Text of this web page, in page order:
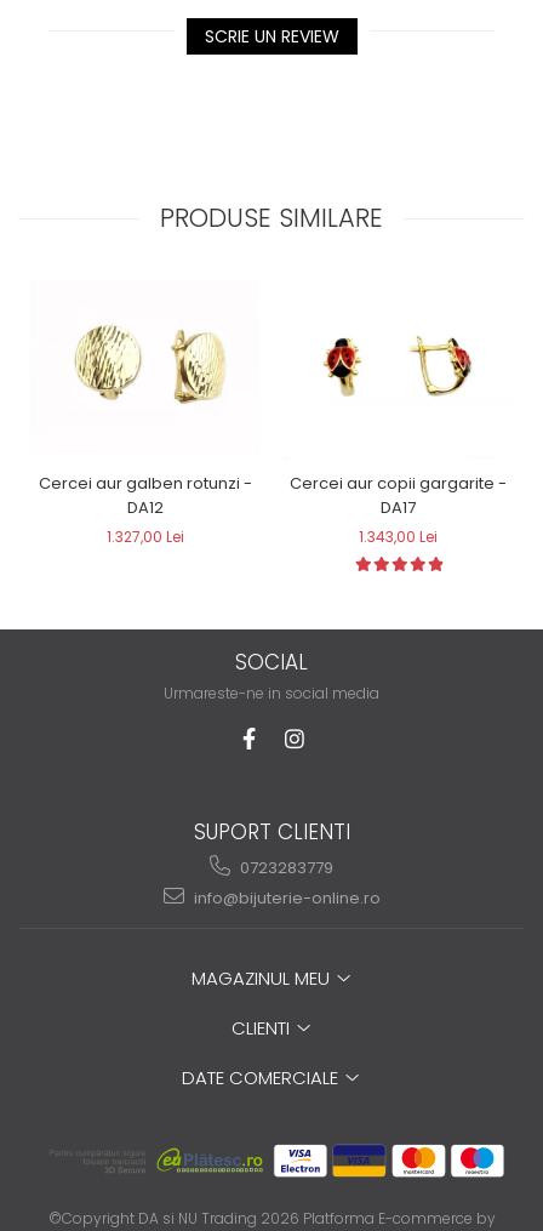
SCRIE UN REVIEW
PRODUSE SIMILARE
Cercei aur galben rotunzi -
DA12
1.327,00 Lei
Cercei aur copii gargarite -
DA17
1.343,00 Lei
SOCIAL
Urmareste-ne in social media
SUPORT CLIENTI
0723283779
info@bijuterie-online.ro
MAGAZINUL MEU
CLIENTI
DATE COMERCIALE
©Copyright DA si NU Trading 2026 Platforma E-commerce by